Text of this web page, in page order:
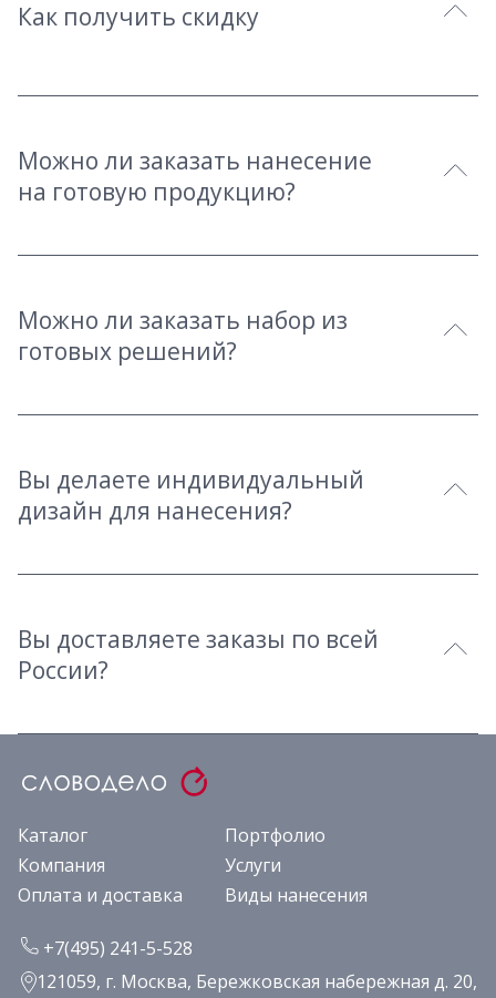
Как получить скидку
Можно ли заказать нанесение
на готовую продукцию?
Можно ли заказать набор из
готовых решений?
Вы делаете индивидуальный
дизайн для нанесения?
Вы доставляете заказы по всей
России?
Каталог
Портфолио
Компания
Услуги
Оплата и доставка
Виды нанесения
+7(495) 241-5-528
121059, г. Москва, Бережковская набережная д. 20,